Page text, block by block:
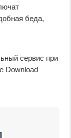
беда,
сервис при
Download